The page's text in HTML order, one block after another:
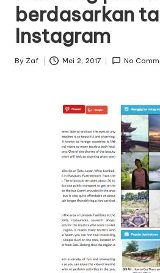
to
Work
berdasarkan
Instagram
Posted
By Zaf Mei 2, 2017 No